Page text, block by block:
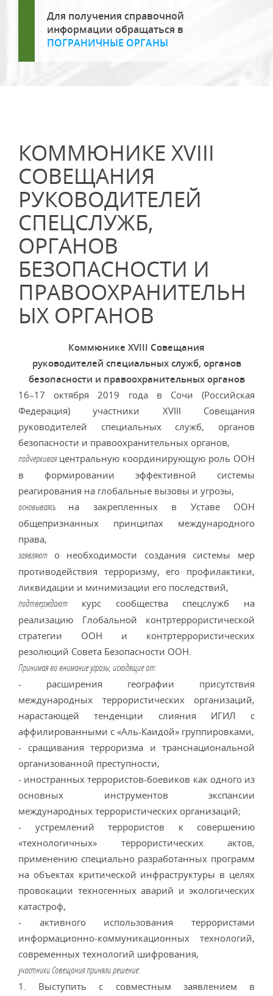
Для получения справочной
информации обращаться в
ПОГРАНИЧНЫЕ ОРГАНЫ
КОММЮНИКЕ XVIII
СОВЕЩАНИЯ
РУКОВОДИТЕЛЕЙ
СПЕЦСЛУЖБ,
ОРГАНОВ
БЕЗОПАСНОСТИ И
ПРАВООХРАНИТЕЛЬН
ЫХ ОРГАНОВ
Коммюнике XVIII Совещания
руководителей специальных служб, органов
безопасности и правоохранительных органов
16–17 октября 2019 года в Сочи (Российская
Федерация) участники XVIII Совещания
руководителей специальных служб, органов
безопасности и правоохранительных органов,
подчеркивая центральную координирующую роль ООН
в формировании эффективной системы
реагирования на глобальные вызовы и угрозы,
основываясь на закрепленных в Уставе ООН
общепризнанных принципах международного
права,
заявляют о необходимости создания системы мер
противодействия терроризму, его профилактики,
ликвидации и минимизации его последствий,
подтверждают курс сообщества спецслужб на
реализацию Глобальной контртеррористической
стратегии ООН и контртеррористических
резолюций Совета Безопасности ООН.
Принимая во внимание угрозы, исходящие от:
- расширения географии присутствия
международных террористических организаций,
нарастающей тенденции слияния ИГИЛ с
аффилированными с «Аль-Каидой» группировками,
- сращивания терроризма и транснациональной
организованной преступности,
- иностранных террористов-боевиков как одного из
основных инструментов экспансии
международных террористических организаций;
- устремлений террористов к совершению
«технологичных» террористических актов,
применению специально разработанных программ
на объектах критической инфраструктуры в целях
провокации техногенных аварий и экологических
катастроф,
- активного использования террористами
информационно-коммуникационных технологий,
современных технологий шифрования,
участники Совещания приняли решение:
1. Выступить с совместным заявлением в